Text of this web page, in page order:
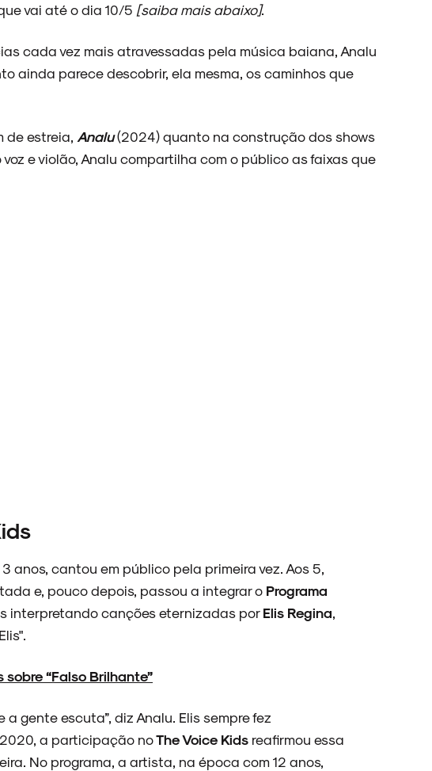
vai até o dia 10/5 [saiba mais abaixo].
cada vez mais atravessadas pela música baiana, Analu
ainda parece descobrir, ela mesma, os caminhos que
estreia, Analu(2024) quanto na construção dos shows
e violão, Analu compartilha com o público as faixas que
anos, cantou em público pela primeira vez. Aos 5,
e, pouco depois, passou a integrar o Programa
interpretando canções eternizadas porElis Regina
“Falso Brilhante”
gente escuta”, diz Analu. Elis sempre fez
a participação noThe Voice Kids reafirmou essa
No programa, a artista, na época com 12 anos,